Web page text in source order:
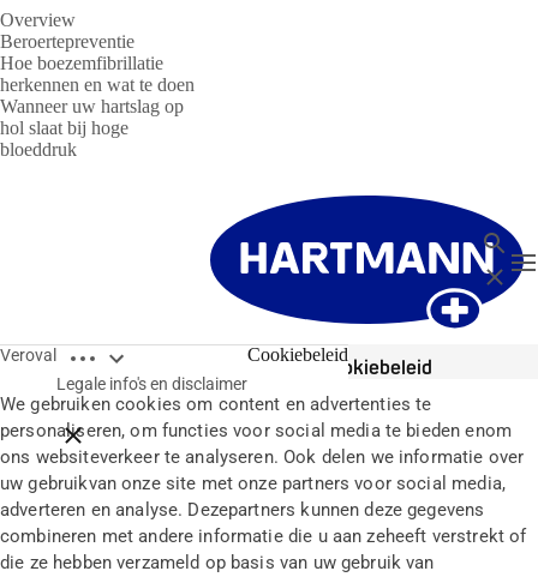
Overview
Beroertepreventie
Hoe boezemfibrillatie
herkennen en wat te doen
Wanneer uw hartslag op
hol slaat bij hoge
bloeddruk
Zoeken
Sluit
Veroval Open breadcrumbs
Close breadcrumbs
Legale info's en disclaimer
Cookiebeleid
Cookiebeleid
We gebruiken cookies om content en advertenties te
personaliseren, om functies voor social media te bieden enom
ons websiteverkeer te analyseren. Ook delen we informatie over
uw gebruikvan onze site met onze partners voor social media,
adverteren en analyse. Dezepartners kunnen deze gegevens
combineren met andere informatie die u aan zeheeft verstrekt of
die ze hebben verzameld op basis van uw gebruik van